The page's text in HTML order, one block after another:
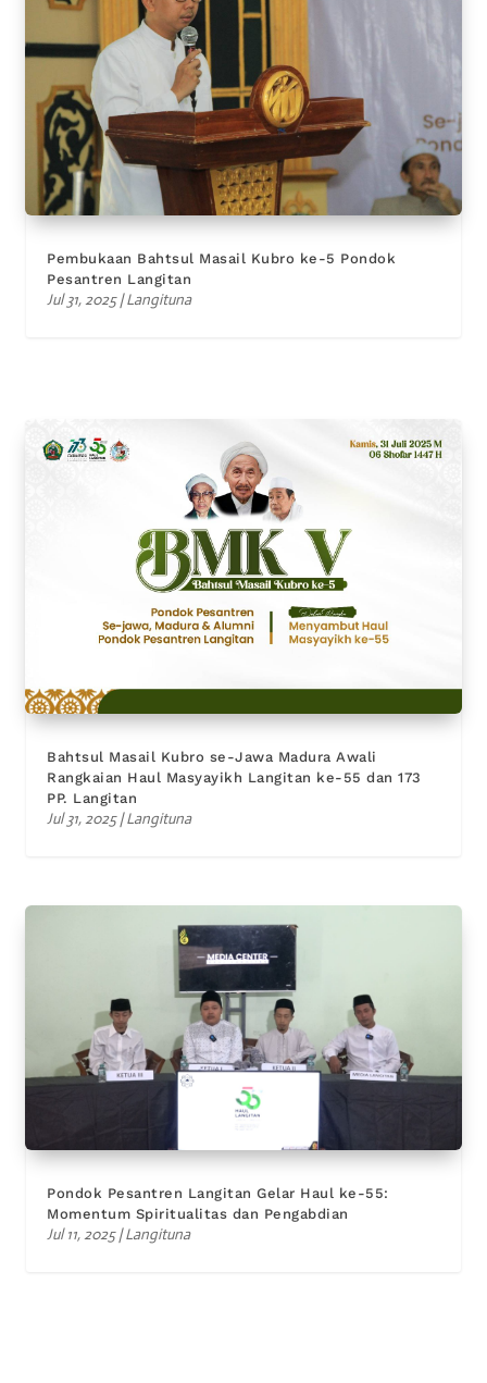
Pembukaan Bahtsul Masail Kubro ke-5 Pondok
Pesantren Langitan
Jul 31, 2025|Langituna
Bahtsul Masail Kubro se-Jawa Madura Awali
Rangkaian Haul Masyayikh Langitan ke-55 dan 173
PP. Langitan
Jul 31, 2025|Langituna
Pondok Pesantren Langitan Gelar Haul ke-55:
Momentum Spiritualitas dan Pengabdian
Jul 11, 2025|Langituna